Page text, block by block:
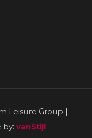
Leisure Group |
by: vanStijl